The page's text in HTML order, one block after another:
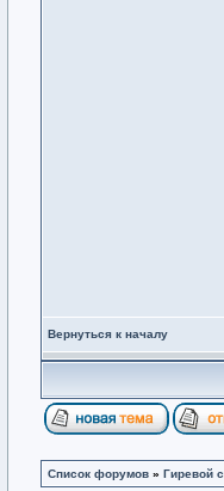
Вернуться к началу
Список форумов » Гиревой